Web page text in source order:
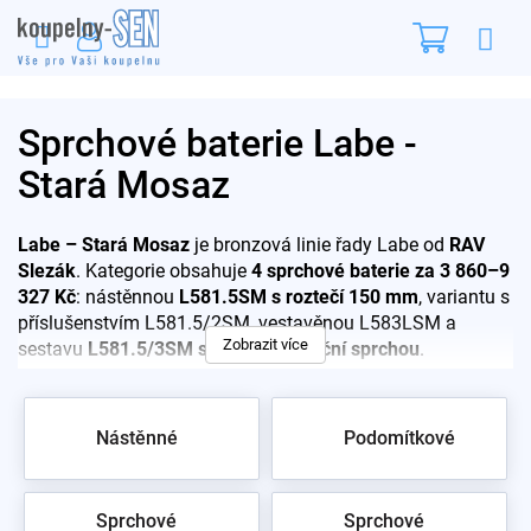
na
obsah
Sprchové baterie Labe -
Stará Mosaz
Labe – Stará Mosaz je bronzová linie řady Labe od RAV
Slezák. Kategorie obsahuje 4 sprchové baterie za 3 860–9
327 Kč: nástěnnou L581.5SM s roztečí 150 mm, variantu s
příslušenstvím L581.5/2SM, vestavěnou L583LSM a
sestavu L581.5/3SM s hlavovou i ruční sprchou.
Pro rychlý výběr:
L581.5SM – nástěnná, stará mosaz, rozteč 150 mm
L581.5/3SM – shlavovou a ruční sprchou
Zobrazit více
Nástěnné Podomítkové
Sprchové
Sprchové